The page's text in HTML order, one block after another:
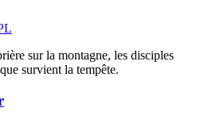
sur la montagne, les disciples
survient la tempête.